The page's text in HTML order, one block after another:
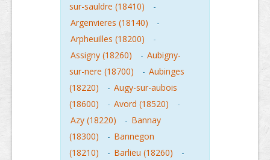
sur-sauldre (18410)
-
Argenvieres (18140)
-
Arpheuilles (18200)
-
Assigny (18260)
- Aubigny-
sur-nere (18700)
- Aubinges
(18220)
- Augy-sur-aubois
(18600)
- Avord (18520)
-
Azy (18220)
- Bannay
(18300)
- Bannegon
(18210)
- Barlieu (18260)
-